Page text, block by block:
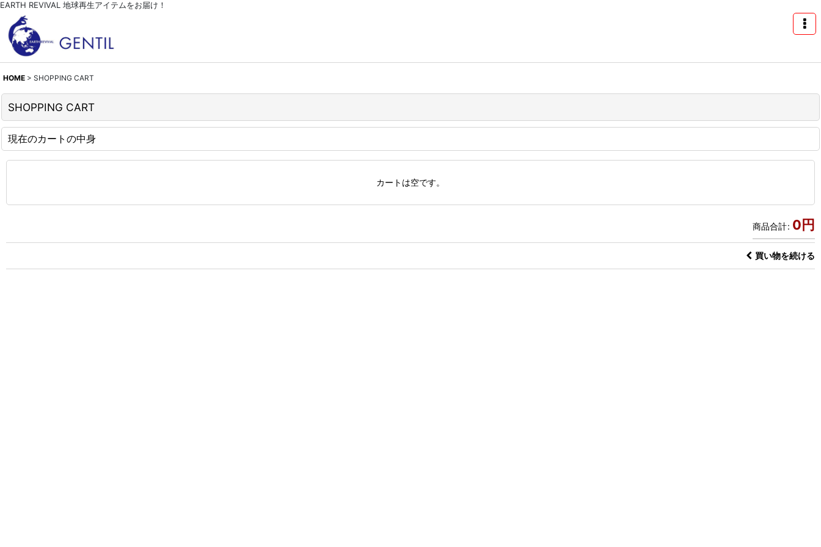
EARTH REVIVAL 地球再生アイテムをお届け！
HOME > SHOPPING CART
SHOPPING CART
現在のカートの中身
カートは空です。
商品合計: 0円
買い物を続ける